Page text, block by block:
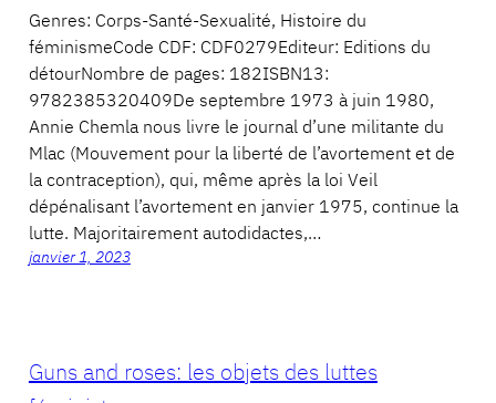
Genres: Corps-Santé-Sexualité, Histoire du
féminismeCode CDF: CDF0279Editeur: Editions du
détourNombre de pages: 182ISBN13:
9782385320409De septembre 1973 à juin 1980,
Annie Chemla nous livre le journal d’une militante du
Mlac (Mouvement pour la liberté de l’avortement et de
la contraception), qui, même après la loi Veil
dépénalisant l’avortement en janvier 1975, continue la
lutte. Majoritairement autodidactes,…
janvier 1, 2023
Guns and roses: les objets des luttes